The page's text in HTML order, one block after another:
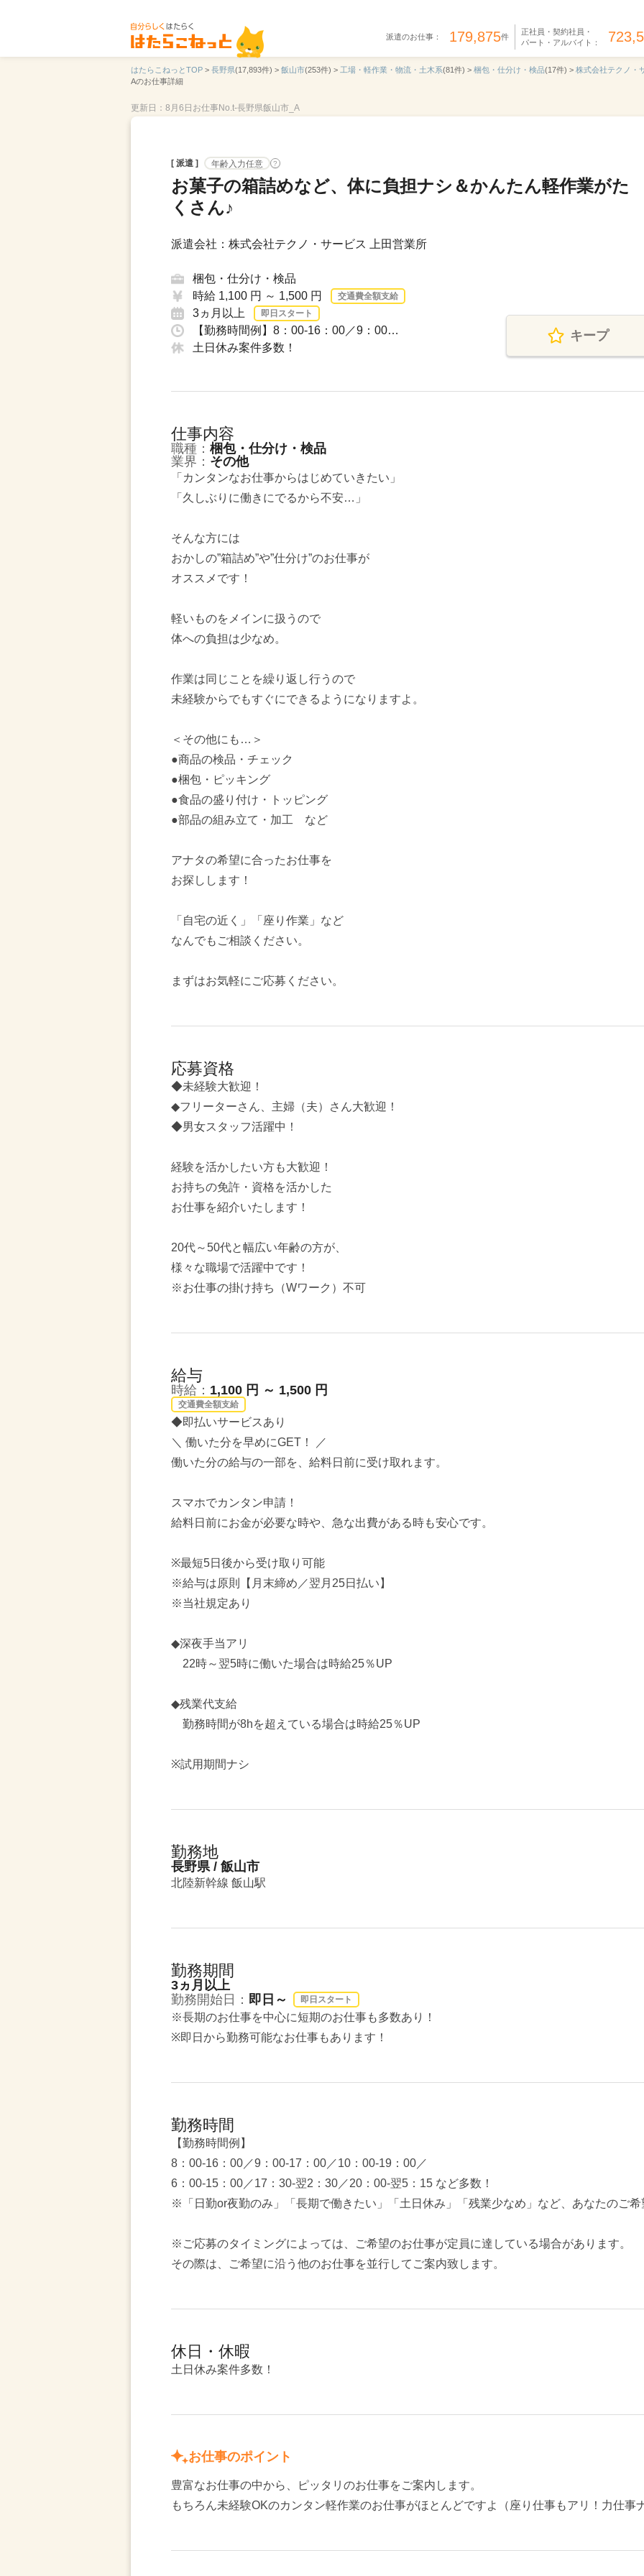
派遣のお仕事： 179,875件
正社員・契約社員・
パート・アルバイト：
はたらこねっとTOP > 長野県(17,893件) > 飯山市(253件) > 工場・軽作業・物流・土木系(81件) > 梱包・仕分け・検品(17件) > 株式会社テクノ・
Aのお仕事詳細
更新日：8月6日 お仕事No.t-長野県飯山市_A
[ 派遣 ] 年齢入力任意 ?
お菓子の箱詰めなど、体に負担ナシ＆かんたん軽作業がた
くさん♪
派遣会社：株式会社テクノ・サービス 上田営業所
梱包・仕分け・検品
時給 1,100 円 ～ 1,500 円
交通費全額支給
3ヵ月以上 即日スタート
【勤務時間例】8：00-16：00／9：00…
土日休み案件多数！
キープ
仕事内容
職種： 梱包・仕分け・検品
業界： その他
「カンタンなお仕事からはじめていきたい」
「久しぶりに働きにでるから不安…」
そんな方には
おかしの”箱詰め”や”仕分け”のお仕事が
オススメです！
軽いものをメインに扱うので
体への負担は少なめ。
作業は同じことを繰り返し行うので
未経験からでもすぐにできるようになりますよ。
＜その他にも…＞
●商品の検品・チェック
●梱包・ピッキング
●食品の盛り付け・トッピング
●部品の組み立て・加工 など
アナタの希望に合ったお仕事を
お探しします！
「自宅の近く」「座り作業」など
なんでもご相談ください。
まずはお気軽にご応募ください。
応募資格
◆未経験大歓迎！
◆フリーターさん、主婦（夫）さん大歓迎！
◆男女スタッフ活躍中！
経験を活かしたい方も大歓迎！
お持ちの免許・資格を活かした
お仕事を紹介いたします！
20代～50代と幅広い年齢の方が、
様々な職場で活躍中です！
※お仕事の掛け持ち（Wワーク）不可
給与
時給： 1,100 円 ～ 1,500 円
交通費全額支給
◆即払いサービスあり
＼ 働いた分を早めにGET！ ／
働いた分の給与の一部を、給料日前に受け取れます。
スマホでカンタン申請！
給料日前にお金が必要な時や、急な出費がある時も安心です。
※最短5日後から受け取り可能
※給与は原則【月末締め／翌月25日払い】
※当社規定あり
◆深夜手当アリ
22時～翌5時に働いた場合は時給25％UP
◆残業代支給
勤務時間が8hを超えている場合は時給25％UP
※試用期間ナシ
勤務地
長野県 / 飯山市
北陸新幹線 飯山駅
勤務期間
3ヵ月以上
勤務開始日： 即日～ 即日スタート
※長期のお仕事を中心に短期のお仕事も多数あり！
※即日から勤務可能なお仕事もあります！
勤務時間
【勤務時間例】
8：00-16：00／9：00-17：00／10：00-19：00／
6：00-15：00／17：30-翌2：30／20：00-翌5：15 など多数！
※「日勤or夜勤のみ」「長期で働きたい」「土日休み」「残業少なめ」など、あなたのご
※ご応募のタイミングによっては、ご希望のお仕事が定員に達している場合があります。
その際は、ご希望に沿う他のお仕事を並行してご案内致します。
休日・休暇
土日休み案件多数！
お仕事のポイント
豊富なお仕事の中から、ピッタリのお仕事をご案内します。
もちろん未経験OKのカンタン軽作業のお仕事がほとんどですよ（座り仕事もアリ！力仕事